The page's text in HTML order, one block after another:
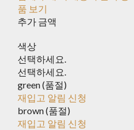
품 보기
추가 금액
색상
선택하세요.
선택하세요.
green (품절)
재입고 알림 신청
brown (품절)
재입고 알림 신청